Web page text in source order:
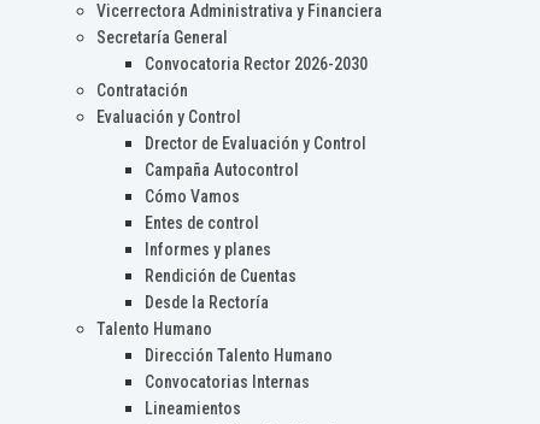
Vicerrectora Administrativa y Financiera
Secretaría General
Convocatoria Rector 2026-2030
Contratación
Evaluación y Control
Drector de Evaluación y Control
Campaña Autocontrol
Cómo Vamos
Entes de control
Informes y planes
Rendición de Cuentas
Desde la Rectoría
Talento Humano
Dirección Talento Humano
Convocatorias Internas
Lineamientos